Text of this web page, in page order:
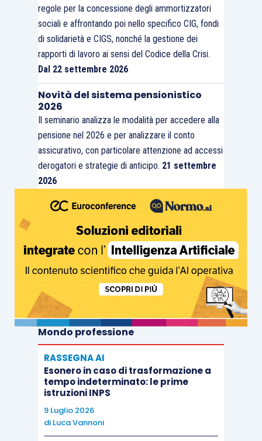
regole per la concessione degli ammortizzatori
sociali e affrontando poi nello specifico CIG, fondi
di solidarietà e CIGS, nonché la gestione dei
rapporti di lavoro ai sensi del Codice della Crisi.
Dal 22 settembre 2026
Novità del sistema pensionistico
2026
Il seminario analizza le modalità per accedere alla
pensione nel 2026 e per analizzare il conto
assicurativo, con particolare attenzione ad accessi
derogatori e strategie di anticipo. 21 settembre
2026
Mondo professione
RASSEGNA AI
Esonero in caso di trasformazione a
tempo indeterminato: le prime
istruzioni INPS
9 Luglio 2026
di Luca Vannoni